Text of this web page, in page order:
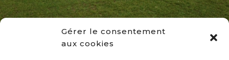
Gérer le consentement
aux cookies